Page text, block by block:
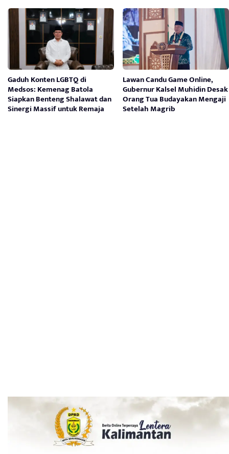
Gaduh Konten LGBTQ di
Medsos: Kemenag Batola
Siapkan Benteng Shalawat dan
Sinergi Massif untuk Remaja
Lawan Candu Game Online,
Gubernur Kalsel Muhidin Desak
Orang Tua Budayakan Mengaji
Setelah Magrib